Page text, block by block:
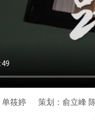
单筱婷 策划：俞立峰